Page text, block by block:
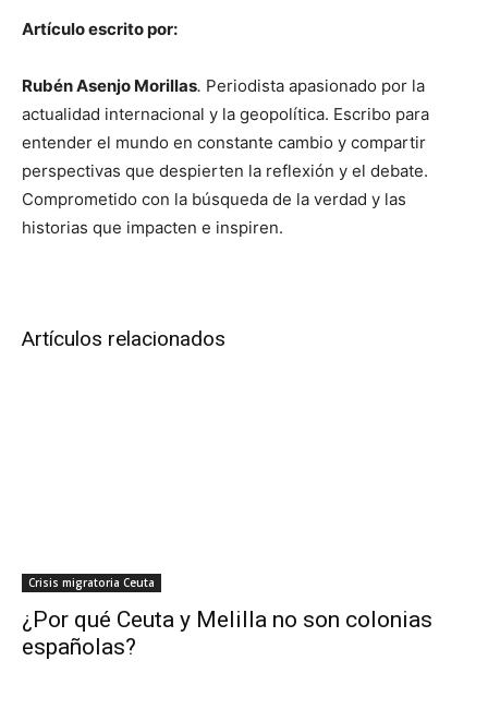
Artículo escrito por:
Rubén Asenjo Morillas. Periodista apasionado por la
actualidad internacional y la geopolítica. Escribo para
entender el mundo en constante cambio y compartir
perspectivas que despierten la reflexión y el debate.
Comprometido con la búsqueda de la verdad y las
historias que impacten e inspiren.
Artículos relacionados
Crisis migratoria Ceuta
¿Por qué Ceuta y Melilla no son colonias
españolas?